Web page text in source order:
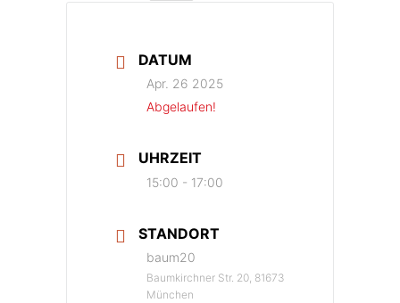
DATUM
Apr. 26 2025
Abgelaufen!
UHRZEIT
15:00 - 17:00
STANDORT
baum20
Baumkirchner Str. 20, 81673
München